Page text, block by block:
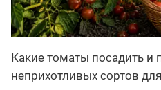
Какие томаты посадить и
неприхотливых сортов